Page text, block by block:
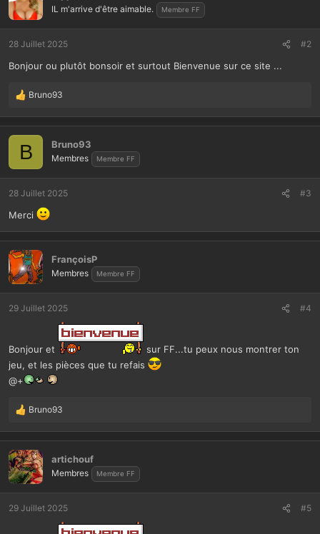
IL m'arrive d'être aimable. Membre FF
28 Juillet 2025 #2
Bonjour ou plutôt bonsoir et surtout Bienvenue sur ce site ...
L
s
r
c
t
o
s
:
Bruno93
B Bruno93
Membres Membre FF
28 Juillet 2025 #3
Merci
FrançoisP
Membres Membre FF
29 Juillet 2025 #4
Bonjour et
sur FF...tu peux nous montrer ton
jeu, et les pièces que tu refais
@+
L
s
r
é
a
c
t
Bruno93
artichouf
Membres Membre FF
29 Juillet 2025 #5